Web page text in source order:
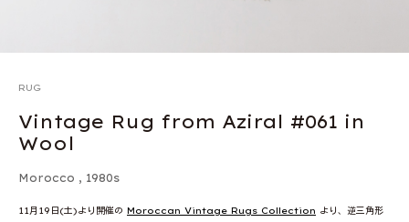
RUG
Vintage Rug from Aziral #061 in
Wool
Morocco , 1980s
11月19日(土)より開催の Moroccan Vintage Rugs Collection より、逆三角形